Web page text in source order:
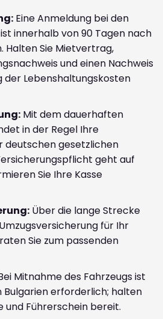
Eine Anmeldung bei den
innerhalb von 90 Tagen nach
Halten Sie Mietvertrag,
und einen Nachweis
der Lebenshaltungskosten
Mit dem dauerhaften
in der Regel Ihre
deutschen gesetzlichen
geht auf
Sie Ihre Kasse
Über die lange Strecke
für Ihr
Sie zum passenden
Mitnahme des Fahrzeugs ist
Bulgarien erforderlich; halten
und Führerschein bereit.